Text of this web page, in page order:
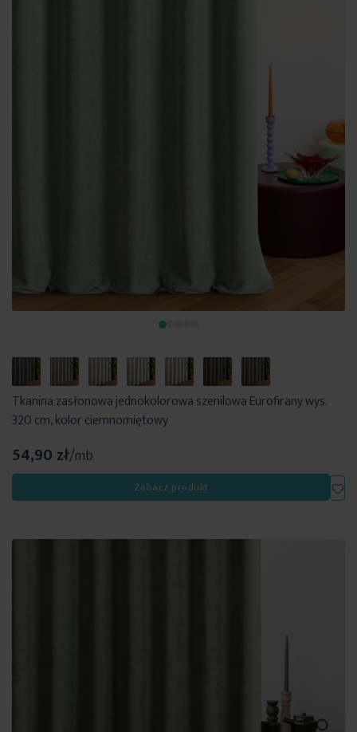
Tkanina zasłonowa jednokolorowa szenilowa Eurofirany wys.
320 cm, kolor ciemnomiętowy
54,90 zł/mb
Zobacz produkt